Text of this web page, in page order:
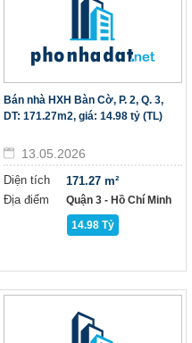
Bán nhà HXH Bàn Cờ, P. 2, Q. 3,
DT: 171.27m2, giá: 14.98 tỷ (TL)
13.05.2026
Diện tích
Địa điểm
171.27 m²
Quận 3 - Hồ Chí Minh
14.98 Tỷ